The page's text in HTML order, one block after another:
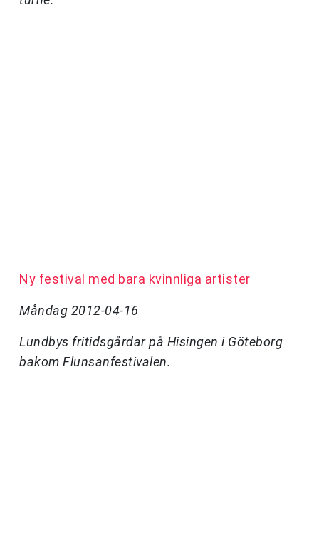
Ny festival med bara kvinnliga artister
Måndag 2012-04-16
Lundbys fritidsgårdar på Hisingen i Göteborg
bakom Flunsanfestivalen.